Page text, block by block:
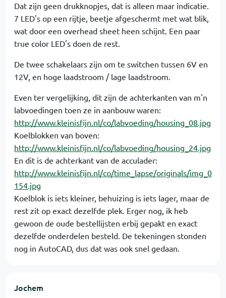
Dat zijn geen drukknopjes, dat is alleen maar indicatie.
7 LED's op een rijtje, beetje afgeschermt met wat blik,
wat door een overhead sheet heen schijnt. Een paar
true color LED's doen de rest.
De twee schakelaars zijn om te switchen tussen 6V en
12V, en hoge laadstroom / lage laadstroom.
Even ter vergelijking, dit zijn de achterkanten van m'n
labvoedingen toen ze in aanbouw waren:
http://www.kleinisfijn.nl/co/labvoeding/housing_08.jpg
Koelblokken van boven:
http://www.kleinisfijn.nl/co/labvoeding/housing_24.jpg
En dit is de achterkant van de acculader:
http://www.kleinisfijn.nl/co/time_lapse/originals/img_0
154.jpg
Koelblok is iets kleiner, behuizing is iets lager, maar de
rest zit op exact dezelfde plek. Erger nog, ik heb
gewoon de oude bestellijsten erbij gepakt en exact
dezelfde onderdelen besteld. De tekeningen stonden
nog in AutoCAD, dus dat was ook snel gedaan.
Jochem